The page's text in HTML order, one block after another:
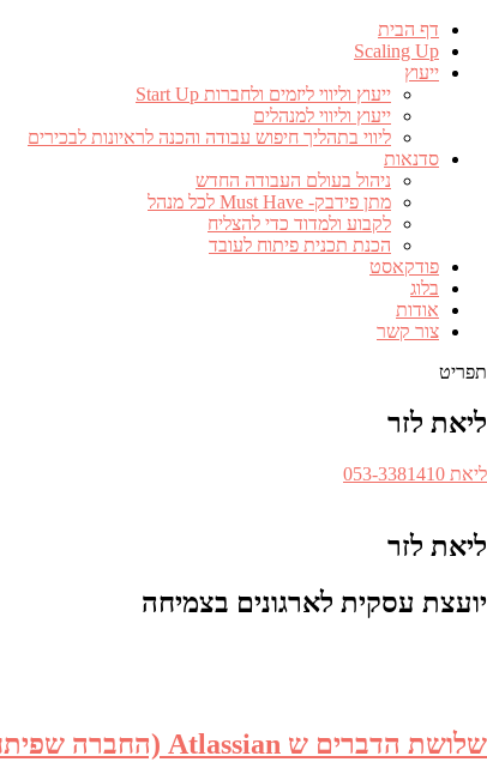
דף הבית
Scaling Up
ייעוץ
ייעוץ וליווי ליזמים ולחברות Start Up
ייעוץ וליווי למנהלים
ליווי בתהליך חיפוש עבודה והכנה לראיונות לבכירים
סדנאות
ניהול בעולם העבודה החדש
מתן פידבק- Must Have לכל מנהל
לקבוע ולמדוד כדי להצליח
הכנת תכנית פיתוח לעובד
פודקאסט
בלוג
אודות
צור קשר
תפריט
ליאת לזר
מספר
ליאת 053-3381410​
ליאת לזר
יועצת עסקית לארגונים בצמיחה
שלושת הדברים ש Atlassian (החברה שפיתחה את jira) עשו כדי להצליח